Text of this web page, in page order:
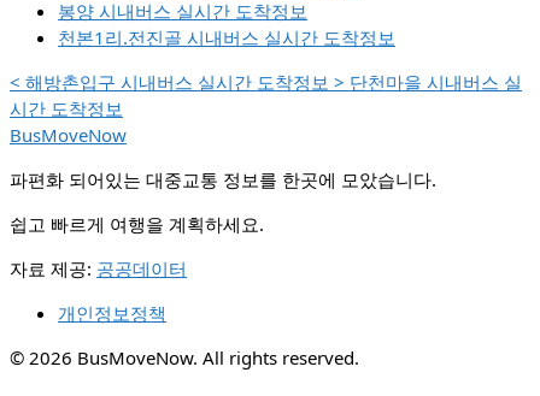
봉양 시내버스 실시간 도착정보
천본1리.전진골 시내버스 실시간 도착정보
< 해방촌입구 시내버스 실시간 도착정보 > 단천마을 시내버스 실
시간 도착정보
BusMoveNow
파편화 되어있는 대중교통 정보를 한곳에 모았습니다.
쉽고 빠르게 여행을 계획하세요.
자료 제공: 공공데이터
개인정보정책
© 2026 BusMoveNow. All rights reserved.